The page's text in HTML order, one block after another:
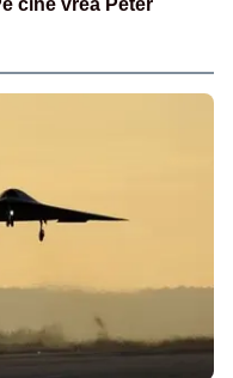
cine vrea Péter